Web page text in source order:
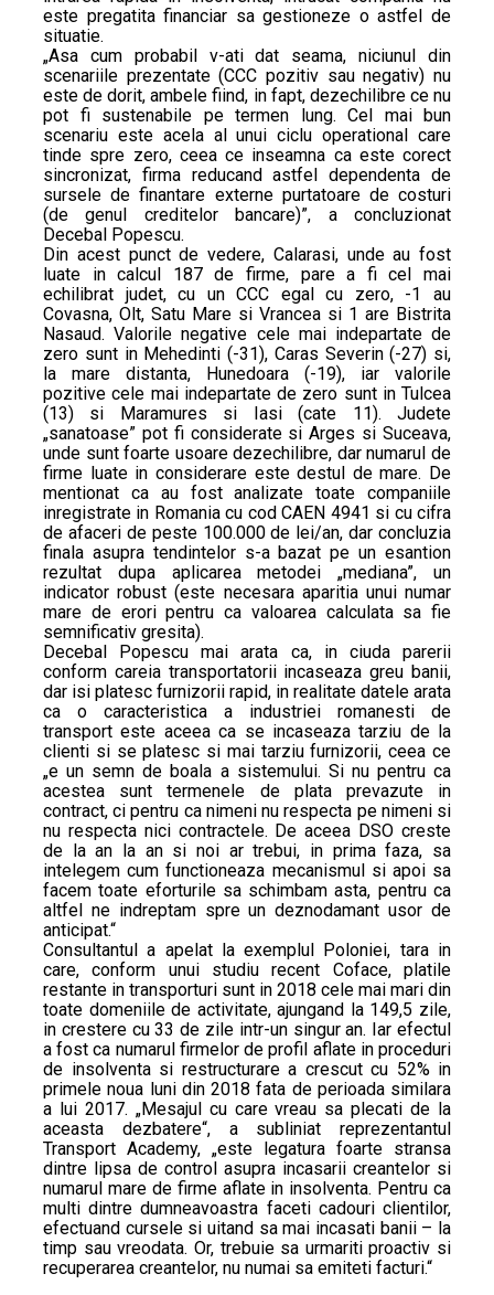
este pregatita financiar sa gestioneze o astfel de
situatie.
„Asa cum probabil v-ati dat seama, niciunul din
scenariile prezentate (CCC pozitiv sau negativ) nu
este de dorit, ambele fiind, in fapt, dezechilibre ce nu
pot fi sustenabile pe termen lung. Cel mai bun
scenariu este acela al unui ciclu operational care
tinde spre zero, ceea ce inseamna ca este corect
sincronizat, firma reducand astfel dependenta de
sursele de finantare externe purtatoare de costuri
(de genul creditelor bancare)”, a concluzionat
Decebal Popescu.
Din acest punct de vedere, Calarasi, unde au fost
luate in calcul 187 de firme, pare a fi cel mai
echilibrat judet, cu un CCC egal cu zero, -1 au
Covasna, Olt, Satu Mare si Vrancea si 1 are Bistrita
Nasaud. Valorile negative cele mai indepartate de
zero sunt in Mehedinti (-31), Caras Severin (-27) si,
la mare distanta, Hunedoara (-19), iar valorile
pozitive cele mai indepartate de zero sunt in Tulcea
(13) si Maramures si Iasi (cate 11). Judete
„sanatoase” pot fi considerate si Arges si Suceava,
unde sunt foarte usoare dezechilibre, dar numarul de
firme luate in considerare este destul de mare. De
mentionat ca au fost analizate toate companiile
inregistrate in Romania cu cod CAEN 4941 si cu cifra
de afaceri de peste 100.000 de lei/an, dar concluzia
finala asupra tendintelor s-a bazat pe un esantion
rezultat dupa aplicarea metodei „mediana”, un
indicator robust (este necesara aparitia unui numar
mare de erori pentru ca valoarea calculata sa fie
semnificativ gresita).
Decebal Popescu mai arata ca, in ciuda parerii
conform careia transportatorii incaseaza greu banii,
dar isi platesc furnizorii rapid, in realitate datele arata
ca o caracteristica a industriei romanesti de
transport este aceea ca se incaseaza tarziu de la
clienti si se platesc si mai tarziu furnizorii, ceea ce
„e un semn de boala a sistemului. Si nu pentru ca
acestea sunt termenele de plata prevazute in
contract, ci pentru ca nimeni nu respecta pe nimeni si
nu respecta nici contractele. De aceea DSO creste
de la an la an si noi ar trebui, in prima faza, sa
intelegem cum functioneaza mecanismul si apoi sa
facem toate eforturile sa schimbam asta, pentru ca
altfel ne indreptam spre un deznodamant usor de
anticipat.“
Consultantul a apelat la exemplul Poloniei, tara in
care, conform unui studiu recent Coface, platile
restante in transporturi sunt in 2018 cele mai mari din
toate domeniile de activitate, ajungand la 149,5 zile,
in crestere cu 33 de zile intr-un singur an. Iar efectul
a fost ca numarul firmelor de profil aflate in proceduri
de insolventa si restructurare a crescut cu 52% in
primele noua luni din 2018 fata de perioada similara
a lui 2017. „Mesajul cu care vreau sa plecati de la
aceasta dezbatere“, a subliniat reprezentantul
Transport Academy, „este legatura foarte stransa
dintre lipsa de control asupra incasarii creantelor si
numarul mare de firme aflate in insolventa. Pentru ca
multi dintre dumneavoastra faceti cadouri clientilor,
efectuand cursele si uitand sa mai incasati banii – la
timp sau vreodata. Or, trebuie sa urmariti proactiv si
recuperarea creantelor, nu numai sa emiteti facturi.“